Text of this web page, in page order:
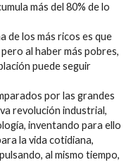
más del 80% de lo
de los más ricos es que
al haber más pobres,
puede seguir
por las grandes
revolución industrial,
inventando para ello
la vida cotidiana,
al mismo tiempo,